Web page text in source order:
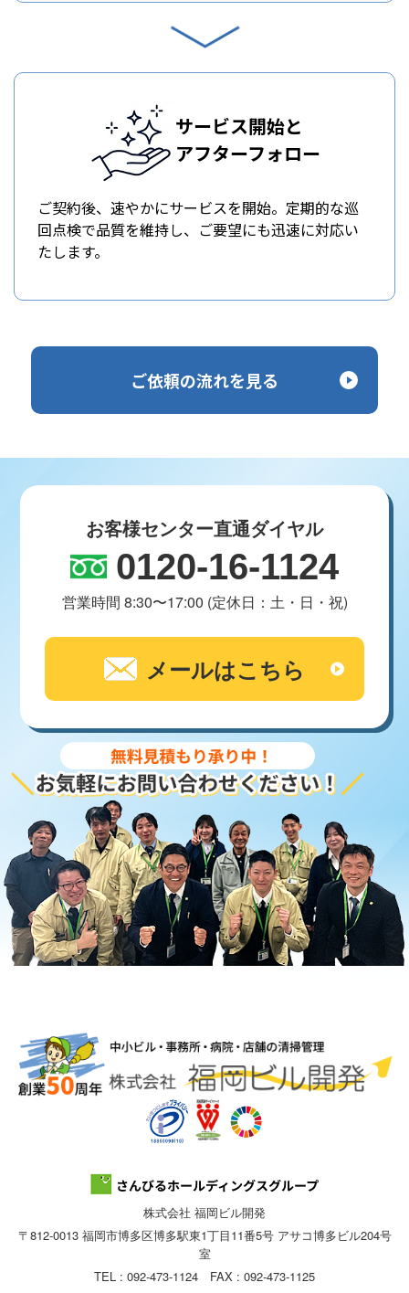
サービス開始と
アフターフォロー
ご契約後、速やかにサービスを開始。定期的な巡
回点検で品質を維持し、ご要望にも迅速に対応い
たします。
ご依頼の流れを見る
お客様センター直通ダイヤル
0120-16-1124
営業時間 8:30〜17:00 (定休日：土・日・祝)
メールはこちら
株式会社 福岡ビル開発
〒812-0013 福岡市博多区博多駅東1丁目11番5号 アサコ博多ビル204号
室
TEL : 092-473-1124 FAX : 092-473-1125